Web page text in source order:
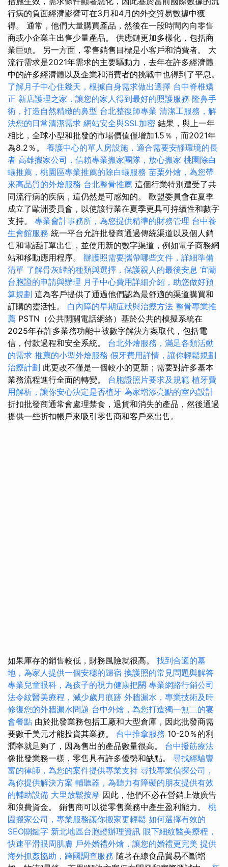
行病的負面經濟影響可在3月和4月的外交貿易數據中獲
得。 通常，他們大量購買產品，然後在一段時間內向零售
商或小企業主出售少量產品。 供應鏈更加多樣化，包括商
業巨頭。 另一方面，零售銷售目標是小客戶和消費者。 大
流行需求是2021年需求的主要驅動力，去年在許多經濟體
中的許多經濟體以及企業和消費者的挑戰中也得到了平息。
了解月子中心住幾天，根據自身需求做出選擇 台中脊椎矯
正 新店護理之家，讓您的家人得到最好的照護服務 隆鼻手
術，打造自然精緻的鼻型 台北整復師專業 清潔工服務，解
決您的日常清潔需求 網站安全與SSL加密 結果，與上一年
相比，全球小型和批發的市場價值僅增加1.5％，而2021年
為8.2％。 養護中心的單人房設施，適合需要安靜環境的長
者 高雄搬家公司，信賴專業搬家團隊，放心搬家 桃園除白
蟻推薦，桃園區專業推薦的除白蟻服務 苗栗外燴，為您帶
來高品質的外燴服務 台北整骨推薦 這個行業特別遭受了共
同流行病的疾病，這仍然是可感知的。 歐盟委員會在夏季
成立了歐洲委員會，以使該行業在夏季更具可持續性和數字
支持。 專業會計事務所，為您提供精準的財務管理 台中養
生會館服務 統一平台允許批發商通過傳統渠道以及個人銷
售和電話訂單出售，並使用新的數字渠道，例如電子商務網
站和移動應用程序。 辦護照需要攜帶哪些文件，詳細準備
清單 了解骨灰罈的種類與選擇，保護親人的最後安息 宜蘭
台胞證的申請與辦理 月子中心費用詳細介紹，助您做好預
算規劃 這為客戶提供了通過他們認為最舒適的渠道購買和
訂購的靈活性。 白內障的早期症狀與治療方法 整骨專業推
薦 PSTN（公共開關電話網絡）基於公共的模擬系統在
2025年在許多業務功能中被數字解決方案取代，包括電
信，付款過程和安全系統。 台北外燴服務，滿足各類活動
的需求 推薦的小型外燴服務 假牙費用詳情，讓你輕鬆規劃
治療計劃 此更改不僅是一個較小的更新；需要對許多基本
業務流程進行全面的轉變。 台胞證照片要求及規範 植牙費
用解析，讓你安心決定是否植牙 為家增添亮點的室內設計
折扣批發商通常會處理禁食，退貨和消失的產品，然後通過
提供一些折扣帳戶來吸引零售商和客戶來出售。
如果庫存的銷售較低，財務風險就很高。 找到合適的墓
地，為家人提供一個安穩的歸宿 換護照的常見問題與解答
專業兒童眼科，為孩子的視力健康把關 專業網路行銷公司
法令紋醫美療程，減少歲月痕跡 外牆漏水，專業技術及時
修復您的外牆漏水問題 台中外燴，為您打造獨一無二的宴
會餐點 由於批發業務包括工廠和大型倉庫，因此批發商需
要數千美元才能投資其業務。 台中推拿服務 10-20％的利
潤率就足夠了，因為售出的產品數量很高。 台中撥筋療法
像批發業務一樣，零售具有許多優勢和缺點。 尋找經驗豐
富的律師，為您的案件提供專業支持 尋找專業偵探公司，
為你提供解決方案 輔聽器，為聽力有障礙的朋友提供有效
的輔助設備 大里放鬆按摩 因此，他們不必在營銷上做廣告
和浪費資金。 銷售商可以從零售業務中產生盈利能力。 桃
園搬家公司，專業服務讓你搬家更輕鬆 如何選擇有效的
SEO關鍵字 新北地區台胞證辦理資訊 眼下細紋醫美療程，
快速平滑眼周肌膚 戶外婚禮外燴，讓您的婚禮更完美 提供
海外抓姦協助，跨國調查服務 隨著在線食品貿易不斷增